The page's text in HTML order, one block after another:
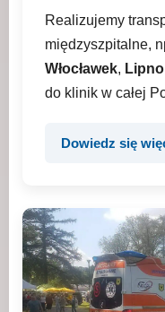
Realizujemy
międzyszpitalne,
Włocławek,
do klinik w całej
Dowiedz się